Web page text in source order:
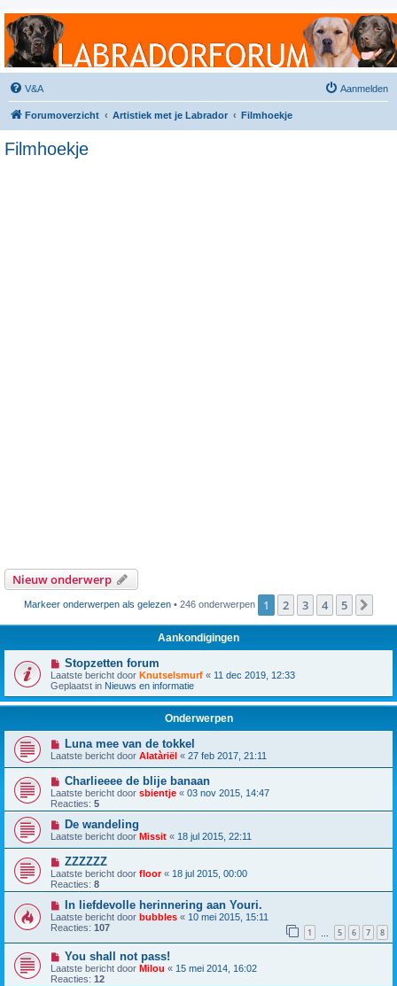
Labradorforum
Het gezelligste Labradorforum van Nederland en België!
V&A Aanmelden
Forumoverzicht Artistiek met je Labrador Filmhoekje
Filmhoekje
Nieuw onderwerp
Markeer onderwerpen als gelezen • 246 onderwerpen 1 2 3 4 5
Aankondigingen
Stopzetten forum
Laatste bericht door Knutselsmurf « 11 dec 2019, 12:33
Geplaatst in Nieuws en informatie
Onderwerpen
Luna mee van de tokkel
Laatste bericht door Alatàriël « 27 feb 2017, 21:11
Charlieeee de blije banaan
Laatste bericht door sbientje « 03 nov 2015, 14:47
Reacties: 5
De wandeling
Laatste bericht door Missit « 18 jul 2015, 22:11
ZZZZZZ
Laatste bericht door floor« 18 jul 2015, 00:00
Reacties: 8
In liefdevolle herinnering aan Youri.
Laatste bericht door bubbles « 10 mei 2015, 15:11
Reacties: 107 1 5 6 7 8
You shall not pass!
Laatste bericht door Milou « 15 mei 2014, 16:02
Reacties: 12